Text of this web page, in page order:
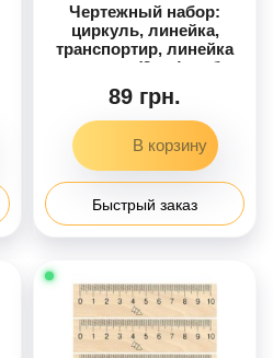
Чертежный набор:
циркуль, линейка,
транспортир, линейка
под углом (2 шт), набор
запасных грифелей и
резинок (СИНИЙ)
89 грн.
Быстрый заказ